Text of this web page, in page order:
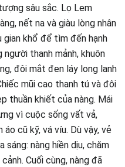
sâu sắc. Lọ Lem
nết na và giàu lòng nhân
gian khổ để tìm đến hạnh
thanh mảnh, khuôn
đôi mắt đen láy long lanh
mũi cao thanh tú và đôi
thuần khiết của nàng. Mái
vì cuộc sống vất vả,
cũ kỹ, vá víu. Dù vậy, vẻ
nàng hiền dịu, chăm
Cuối cùng, nàng đã